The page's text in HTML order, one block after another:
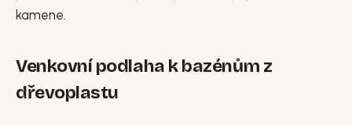
kamene.
Venkovní podlaha k bazénům z
dřevoplastu